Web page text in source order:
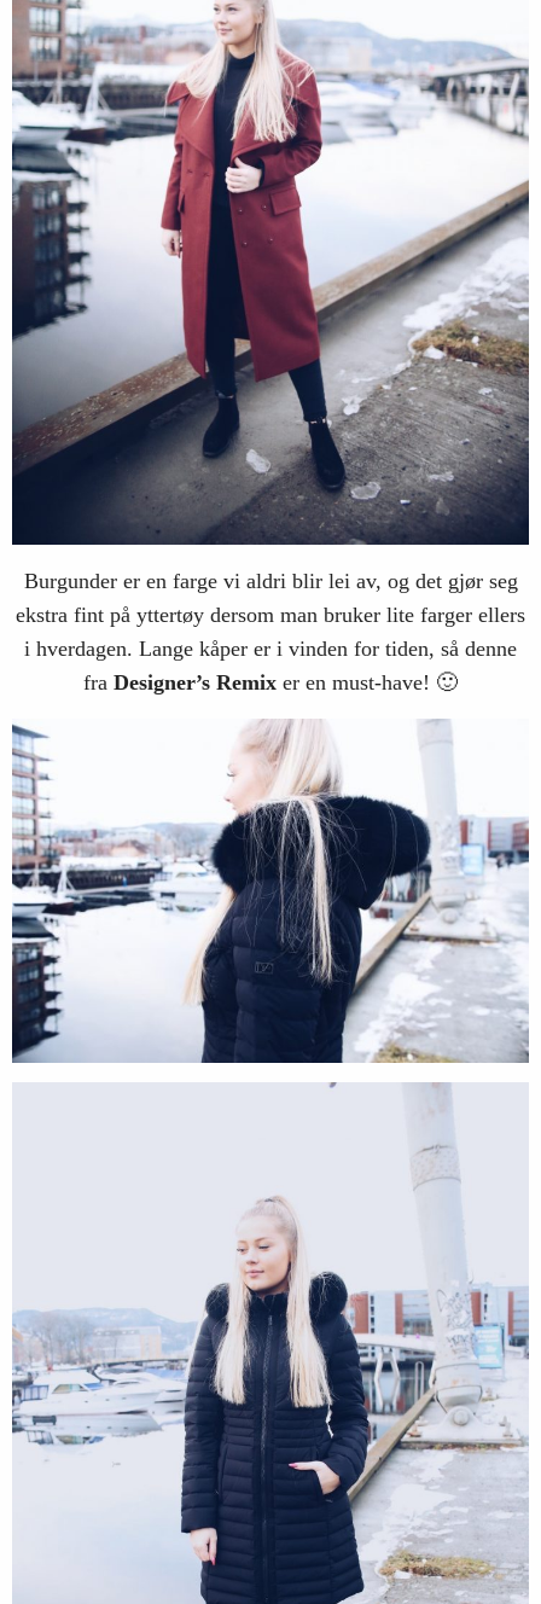
Burgunder er en farge vi aldri blir lei av, og det gjør seg
ekstra fint på yttertøy dersom man bruker lite farger ellers
i hverdagen. Lange kåper er i vinden for tiden, så denne
fra Designer’s Remix er en must-have! 🙂